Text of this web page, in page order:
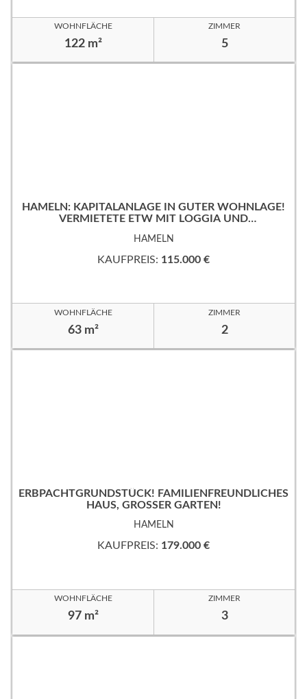
WOHNFLÄCHE
122 m²
ZIMMER
5
HAMELN: KAPITALANLAGE IN GUTER WOHNLAGE!
VERMIETETE ETW MIT LOGGIA UND
HAMELN
KAUFPREIS: 115.000 €
WOHNFLÄCHE
63 m²
ZIMMER
2
ERBPACHTGRUNDSTÜCK! FAMILIENFREUNDLICHES
HAUS, GROSSER GARTEN!
HAMELN
KAUFPREIS: 179.000 €
WOHNFLÄCHE
97 m²
ZIMMER
3